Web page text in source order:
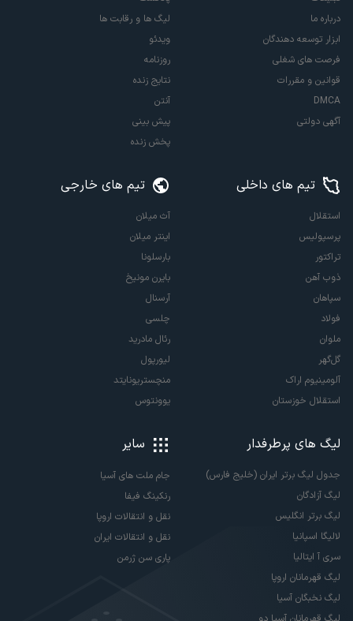
درباره ما
ابزار توسعه دهندگان
فرصت های شغلی
قوانین و مقررات
DMCA
آگهی دولتی
لیگ ها و رقابت ها
ویدئو
روزنامه
نتایج زنده
آنتن
پیش بینی
پخش زنده
تیم های داخلی
استقلال
پرسپولیس
تراکتور
ذوب آهن
سپاهان
فولاد
ملوان
گل‌گهر
آلومینیوم اراک
استقلال خوزستان
تیم های خارجی
آث میلان
اینتر میلان
بارسلونا
بایرن مونیخ
آرسنال
چلسی
رئال مادرید
لیورپول
منچستریونایتد
یوونتوس
لیگ های پرطرفدار
جدول لیگ برتر ایران (خلیج فارس)
لیگ آزادگان
لیگ برتر انگلیس
لالیگا اسپانیا
سری آ ایتالیا
لیگ قهرمانان اروپا
لیگ نخبگان آسیا
سایر
جام ملت های آسیا
رنکینگ فیفا
نقل و انتقالات اروپا
نقل و انتقالات ایران
پاری سن ژرمن